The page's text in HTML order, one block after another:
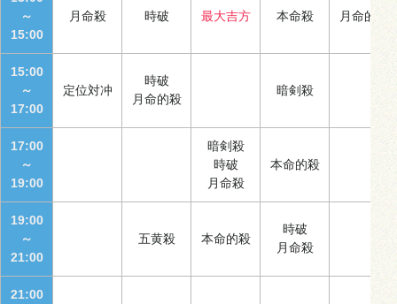
～
15:00
月命殺 時破 最大吉方 本命殺 月命的殺
15:00
～
17:00
定位対冲
時破
月命的殺
暗剣殺
17:00
～
19:00
暗剣殺
時破
月命殺
本命的殺
19:00
～
21:00
五黄殺 本命的殺
時破
月命殺
21:00